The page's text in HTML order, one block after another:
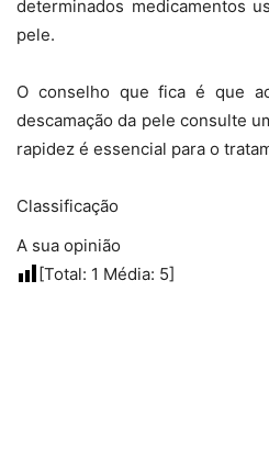
determinados medicamentos
pele.
O conselho que fica é que
descamação da pele consulte
rapidez é essencial para o
Classificação
A sua opinião
[Total: 1 Média: 5]